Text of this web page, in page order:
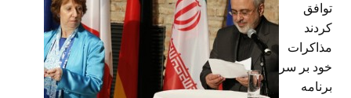
توافق
کردند
مذاکرات
خود بر سر
برنامه